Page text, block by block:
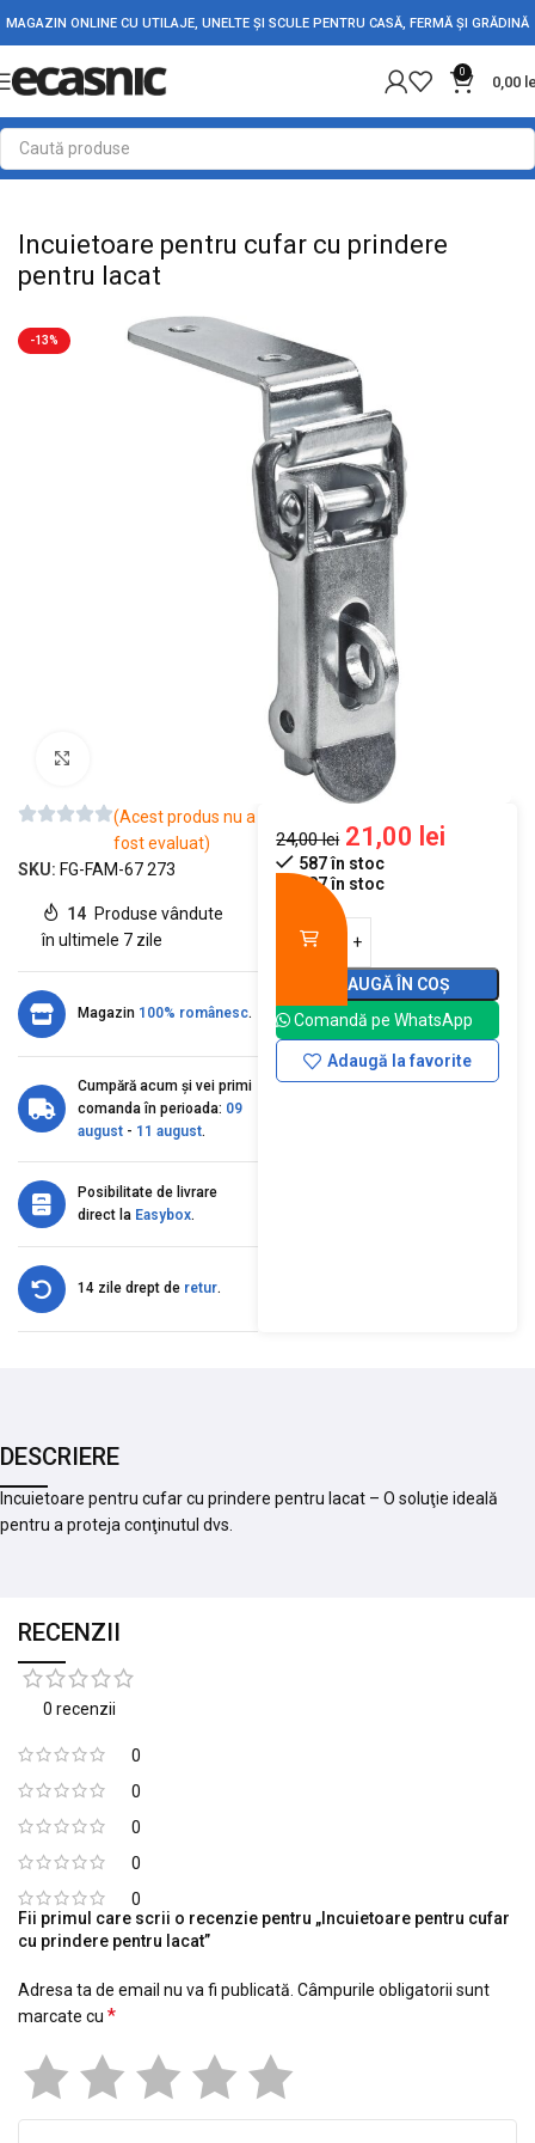
MAGAZIN ONLINE CU UTILAJE, UNELTE ȘI SCULE PENTRU CASĂ, FERMĂ ȘI GRĂDINĂ
0
0,00
Prima pagină Fără categorie
Incuietoare pentru cufar cu prindere
pentru lacat
-13%
(Acest produs nu a
fost evaluat)
SKU: FG-FAM-67 273
14 Produse vândute
în ultimele 7 zile
Magazin 100% românesc.
Cumpără acum și vei primi
comanda în perioada: 09
august - 11 august.
Posibilitate de livrare
direct la Easybox.
14 zile drept de retur.
24,00lei 21,00 lei
587 în stoc
587 în stoc
ADAUGĂ ÎN COȘ
Comandă pe WhatsApp
Adaugă la favorite
DESCRIERE
Incuietoare pentru cufar cu prindere pentru lacat – O soluţie ideală
pentru a proteja conţinutul dvs.
RECENZII
0 recenzii
0
0
0
0
0
Fii primul care scrii o recenzie pentru „Incuietoare pentru cufar
cu prindere pentru lacat”
Adresa ta de email nu va fi publicată. Câmpurile obligatorii sunt
marcate cu *